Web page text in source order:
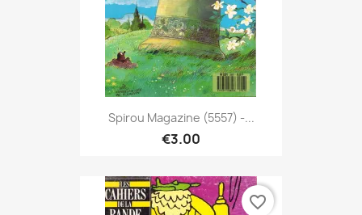
Spirou Magazine (5557) -...
€3.00
favorite_border